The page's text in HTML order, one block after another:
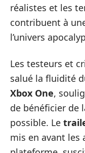
réalistes et les
contribuent à
l’univers
Les testeurs et
salué la fluidité
Xbox One,
de bénéficier de
possible. Le
mis en avant les